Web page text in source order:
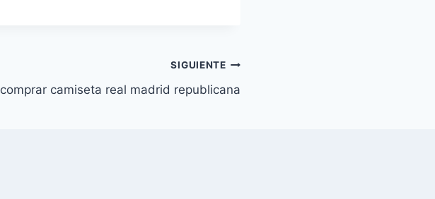
SIGUIENTE
comprar camiseta real madrid republicana